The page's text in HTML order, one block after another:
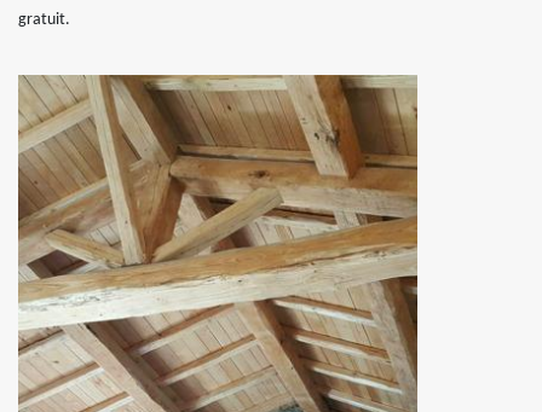
gratuit.